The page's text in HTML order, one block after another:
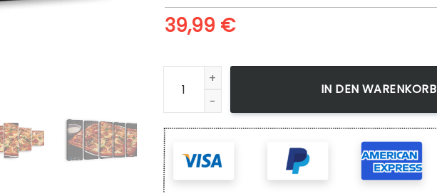
39,99 €
Leckere Pizza - Leinwandbild Menge
IN DEN WARENKORB